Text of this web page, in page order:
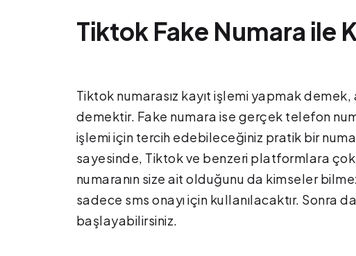
Tiktok Fake Numara ile
Tiktok numarasız kayıt işlemi yapmak demek,
demektir. Fake numara ise gerçek telefon
işlemi için tercih edebileceğiniz pratik bir
sayesinde, Tiktok ve benzeri platformlara
numaranın size ait olduğunu da kimseler
sadece sms onayı için kullanılacaktır.
başlayabilirsiniz.